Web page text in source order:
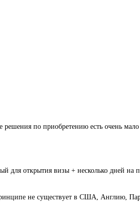
по приобретению есть очень
для открытия визы + несколько дней на
принципе не существует в США, Англию,